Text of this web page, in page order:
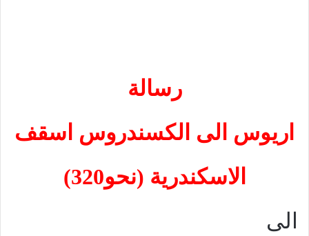
رسالة
اريوس الى الكسندروس اسقف
الاسكندرية (نحو320)
الى